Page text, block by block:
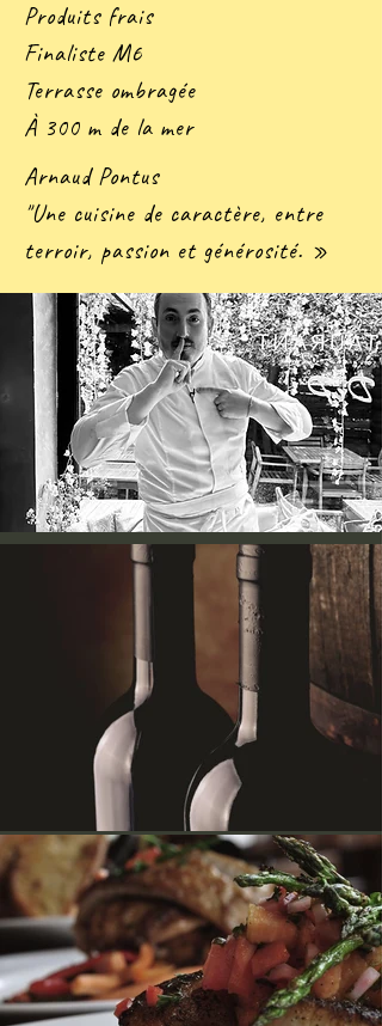
Produits frais
Finaliste M6
Terrasse ombragée
À 300 m de la mer
Arnaud Pontus
"Une cuisine de caractère, entre
terroir, passion et générosité. »